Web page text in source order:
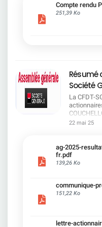
cadre du dialogueCompte rendu
251,39 Ko
Résumé
Société
La CFDT-
souligné la
facteurs
solide. Etre
une
22 mai 25
ag-2025-
fr.pdf
139,26 Ko
communique-
151,22 Ko
lettre-